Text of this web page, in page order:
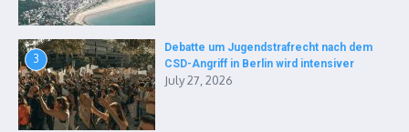
3
Debatte um Jugendstrafrecht nach dem
CSD-Angriff in Berlin wird intensiver
July 27, 2026